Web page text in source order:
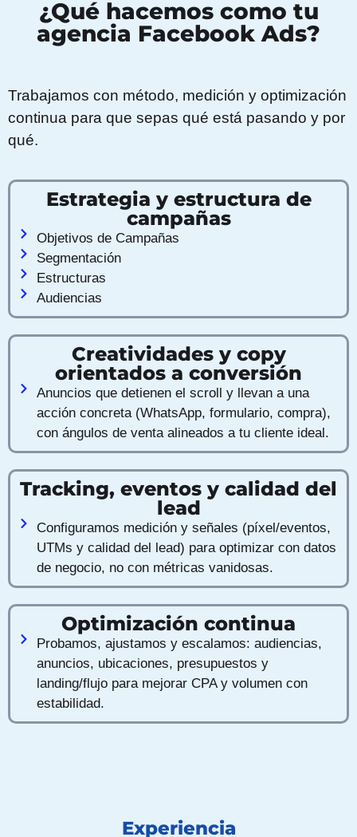
¿Qué hacemos como tu
agencia Facebook Ads?
Trabajamos con método, medición y optimización
continua para que sepas qué está pasando y por
qué.
Estrategia y estructura de
campañas
Objetivos de Campañas
Segmentación
Estructuras
Audiencias
Creatividades y copy
orientados a conversión
Anuncios que detienen el scroll y llevan a una
acción concreta (WhatsApp, formulario, compra),
con ángulos de venta alineados a tu cliente ideal.
Tracking, eventos y calidad del
lead
Configuramos medición y señales (píxel/eventos,
UTMs y calidad del lead) para optimizar con datos
de negocio, no con métricas vanidosas.
Optimización continua
Probamos, ajustamos y escalamos: audiencias,
anuncios, ubicaciones, presupuestos y
landing/flujo para mejorar CPA y volumen con
estabilidad.
Experiencia